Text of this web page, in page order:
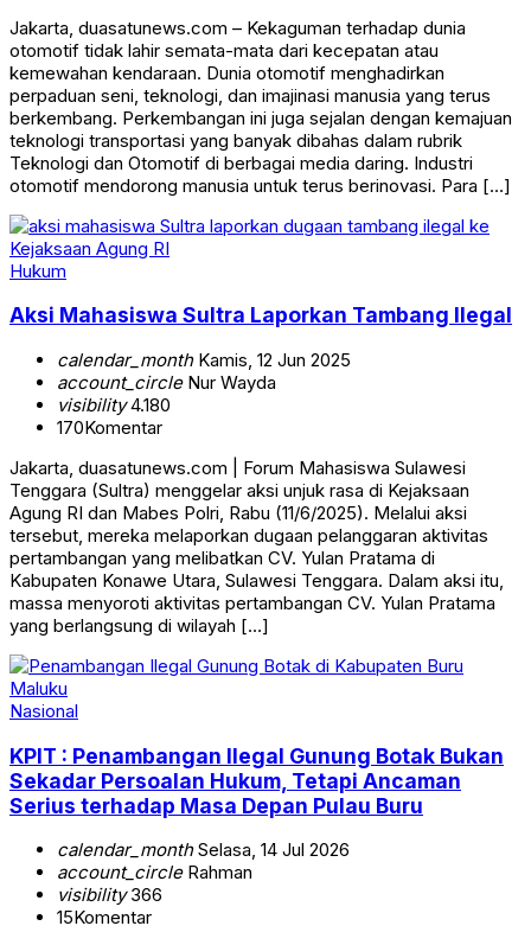
Jakarta, duasatunews.com – Kekaguman terhadap dunia
otomotif tidak lahir semata-mata dari kecepatan atau
kemewahan kendaraan. Dunia otomotif menghadirkan
perpaduan seni, teknologi, dan imajinasi manusia yang terus
berkembang. Perkembangan ini juga sejalan dengan kemajuan
teknologi transportasi yang banyak dibahas dalam rubrik
Teknologi dan Otomotif di berbagai media daring. Industri
otomotif mendorong manusia untuk terus berinovasi. Para […]
Hukum
Aksi Mahasiswa Sultra Laporkan Tambang Ilegal
calendar_monthKamis, 12 Jun 2025
account_circleNur Wayda
visibility4.180
170Komentar
Jakarta, duasatunews.com | Forum Mahasiswa Sulawesi
Tenggara (Sultra) menggelar aksi unjuk rasa di Kejaksaan
Agung RI dan Mabes Polri, Rabu (11/6/2025). Melalui aksi
tersebut, mereka melaporkan dugaan pelanggaran aktivitas
pertambangan yang melibatkan CV. Yulan Pratama di
Kabupaten Konawe Utara, Sulawesi Tenggara. Dalam aksi itu,
massa menyoroti aktivitas pertambangan CV. Yulan Pratama
yang berlangsung di wilayah […]
Nasional
KPIT : Penambangan Ilegal Gunung Botak Bukan
Sekadar Persoalan Hukum, Tetapi Ancaman
Serius terhadap Masa Depan Pulau Buru
calendar_monthSelasa, 14 Jul 2026
account_circleRahman
visibility366
15Komentar